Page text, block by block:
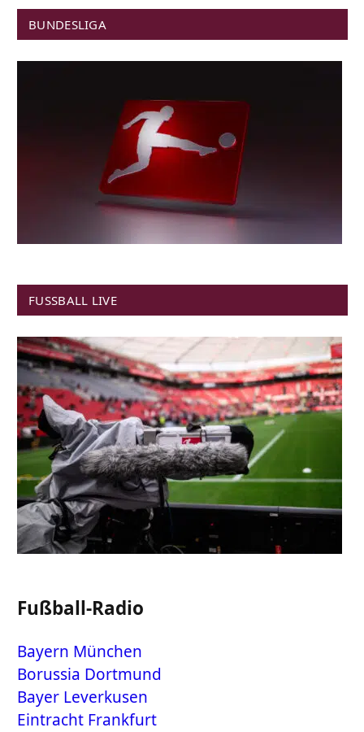
BUNDESLIGA
FUSSBALL LIVE
Fußball-Radio
Bayern München
Borussia Dortmund
Bayer Leverkusen
Eintracht Frankfurt